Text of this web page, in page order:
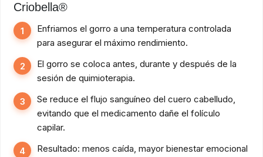
Criobella®
1
Enfriamos el gorro a una temperatura controlada
para asegurar el máximo rendimiento.
2
El gorro se coloca antes, durante y después de la
sesión de quimioterapia.
3
Se reduce el flujo sanguíneo del cuero cabelludo,
evitando que el medicamento dañe el folículo
capilar.
4
Resultado: menos caída, mayor bienestar emocional